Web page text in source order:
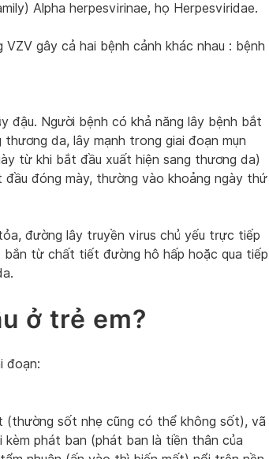
Alpha herpesvirinae, họ Herpesviridae.
gây cả hai bệnh cảnh khác nhau : bệnh
đậu. Người bệnh có khả năng lây bệnh bắt
da, lây mạnh trong giai đoạn mụn
từ khi bắt đầu xuất hiện sang thương da)
đóng mày, thường vào khoảng ngày thứ
đường lây truyền virus chủ yếu trực tiếp
từ chất tiết đường hô hấp hoặc qua tiếp
ở trẻ em?
đoạn:
(thường sốt nhẹ cũng có thể không sốt), vã
kèm phát ban (phát ban là tiền thân của